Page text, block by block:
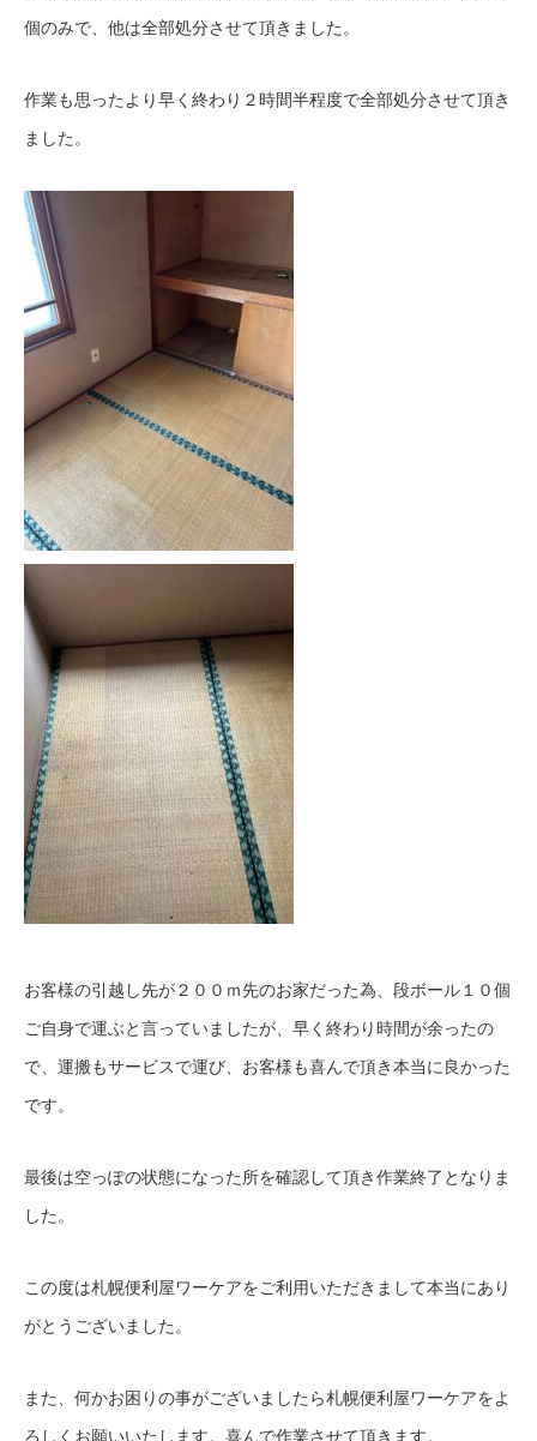
個のみで、他は全部処分させて頂きました。
作業も思ったより早く終わり２時間半程度で全部処分させて頂き
ました。
お客様の引越し先が２００ｍ先のお家だった為、段ボール１０個
ご自身で運ぶと言っていましたが、早く終わり時間が余ったの
で、運搬もサービスで運び、お客様も喜んで頂き本当に良かった
です。
最後は空っぽの状態になった所を確認して頂き作業終了となりま
した。
この度は札幌便利屋ワーケアをご利用いただきまして本当にあり
がとうございました。
また、何かお困りの事がございましたら札幌便利屋ワーケアをよ
ろしくお願いいたします。喜んで作業させて頂きます。